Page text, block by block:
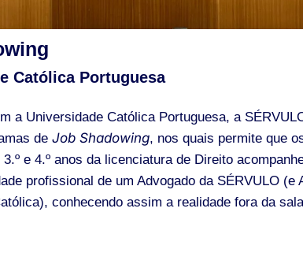
Católica Portuguesa
a Universidade Católica Portuguesa, a
de Job Shadowing, nos quais permite que
e 4.º anos da licenciatura de Direito
profissional de um Advogado da SÉRVULO (e
conhecendo assim a realidade fora da